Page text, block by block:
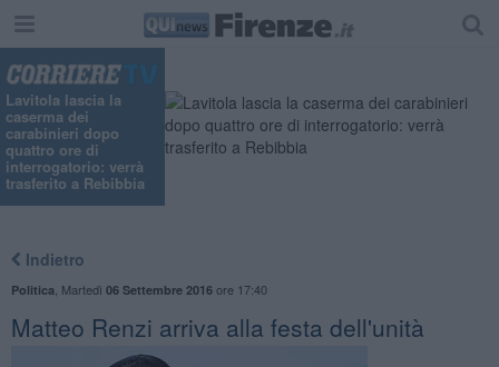
Lavitola lascia la
caserma dei
carabinieri dopo
quattro ore di
interrogatorio: verrà
trasferito a Rebibbia
Indietro
Politica Martedì 06 Settembre 2016ore 17:40
Matteo Renzi arriva alla festa dell'unità